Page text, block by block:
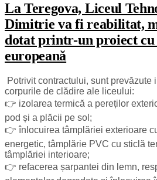
La Teregova, Liceul
Dimitrie va fi reabilitat,
dotat printr-un proiect
europeană
Potrivit contractului, sunt prevăzute
corpurile de clădire ale liceului:
👉 izolarea termică a pereților
pod și a plăcii pe sol;
👉 înlocuirea tâmplăriei exterioare
energetic, tâmplărie PVC cu sticlă
tâmplăriei interioare;
👉 refacerea șarpantei din lemn,